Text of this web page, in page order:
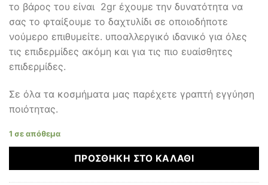
το βάρος του είναι 2gr έχουμε την δυνατότητα να
σας το φταίξουμε το δαχτυλίδι σε οποιοδήποτε
νούμερο επιθυμείτε. υποαλλεργικό ιδανικό για όλες
τις επιδερμίδες ακόμη και για τις πιο ευαίσθητες
επιδερμίδες.
Σε όλα τα κοσμήματα μας παρέχετε γραπτή εγγύηση
ποιότητας.
1 σε απόθεμα
ΠΡΟΣΘΉΚΗ ΣΤΟ ΚΑΛΆΘΙ